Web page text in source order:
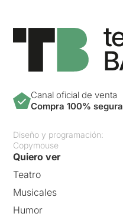
Canal oficial de venta
Compra 100% segura
Diseño y programación:
Copymouse
Quiero ver
Teatro
Musicales
Humor